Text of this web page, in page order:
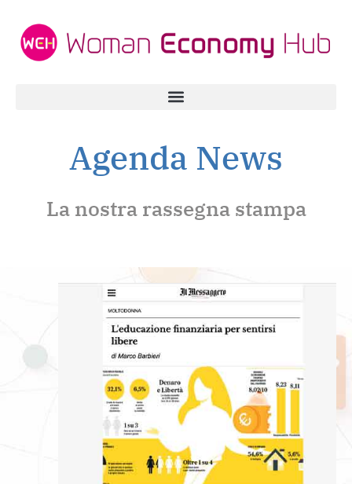
Agenda News
La nostra rassegna stampa